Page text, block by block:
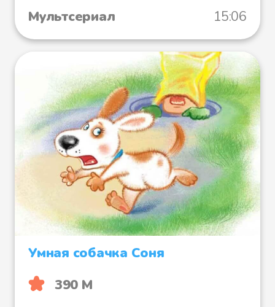
Мультсериал
15:06
Умная собачка Соня
390 М